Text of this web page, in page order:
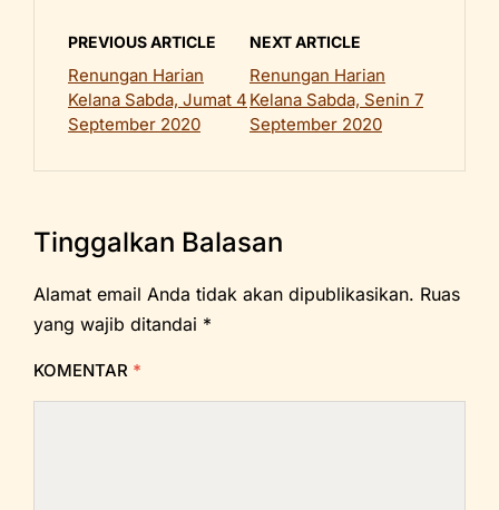
PREVIOUS ARTICLE
Renungan Harian
Kelana Sabda, Jumat 4
September 2020
NEXT ARTICLE
Renungan Harian
Kelana Sabda, Senin 7
September 2020
Tinggalkan Balasan
Alamat email Anda tidak akan dipublikasikan. Ruas
yang wajib ditandai *
KOMENTAR *